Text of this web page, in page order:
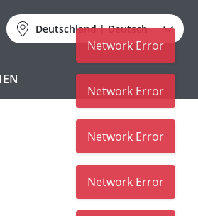
Deutschland|Deutsch
Network Error
Network Error
Network Error
Network Error